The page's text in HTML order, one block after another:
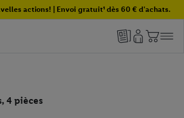
actions! | Envoi gratuit¹ dès 60 € d'achats.
4 pièces